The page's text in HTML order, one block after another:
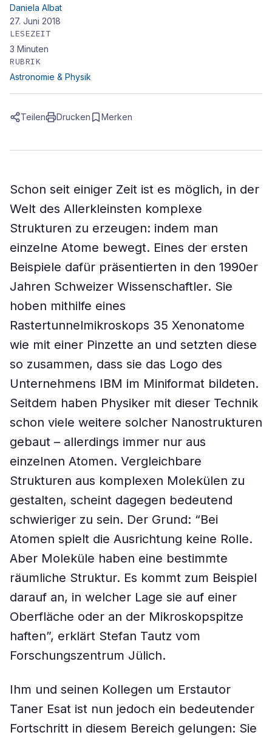
Daniela Albat
27. Juni 2018
LESEZEIT
3 Minuten
RUBRIK
Astronomie & Physik
Teilen Drucken Merken
Schon seit einiger Zeit ist es möglich, in der
Welt des Allerkleinsten komplexe
Strukturen zu erzeugen: indem man
einzelne Atome bewegt. Eines der ersten
Beispiele dafür präsentierten in den 1990er
Jahren Schweizer Wissenschaftler. Sie
hoben mithilfe eines
Rastertunnelmikroskops 35 Xenonatome
wie mit einer Pinzette an und setzten diese
so zusammen, dass sie das Logo des
Unternehmens IBM im Miniformat bildeten.
Seitdem haben Physiker mit dieser Technik
schon viele weitere solcher Nanostrukturen
gebaut – allerdings immer nur aus
einzelnen Atomen. Vergleichbare
Strukturen aus komplexen Molekülen zu
gestalten, scheint dagegen bedeutend
schwieriger zu sein. Der Grund: “Bei
Atomen spielt die Ausrichtung keine Rolle.
Aber Moleküle haben eine bestimmte
räumliche Struktur. Es kommt zum Beispiel
darauf an, in welcher Lage sie auf einer
Oberfläche oder an der Mikroskopspitze
haften”, erklärt Stefan Tautz vom
Forschungszentrum Jülich.
Ihm und seinen Kollegen um Erstautor
Taner Esat ist nun jedoch ein bedeutender
Fortschritt in diesem Bereich gelungen: Sie